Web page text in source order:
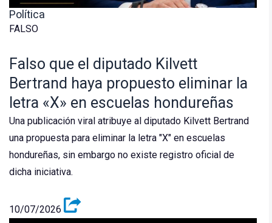
Política
FALSO
Falso que el diputado Kilvett
Bertrand haya propuesto eliminar la
letra «X» en escuelas hondureñas
Una publicación viral atribuye al diputado Kilvett Bertrand
una propuesta para eliminar la letra "X" en escuelas
hondureñas, sin embargo no existe registro oficial de
dicha iniciativa.
10/07/2026